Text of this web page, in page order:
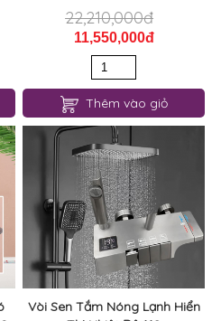
22,210,000đ
11,550,000đ
Thêm vào giỏ
Vòi Sen Tắm Nóng Lạnh Hiển